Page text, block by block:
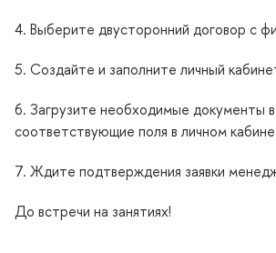
4. Выберите двусторонний договор с
5. Создайте и заполните личный
6. Загрузите необходимые документы
соответствующие поля в личном
7. Ждите подтверждения заявки
До встречи на занятиях!